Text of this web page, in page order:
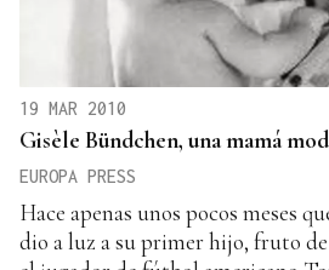
19 MAR 2010
Gisèle Bündchen, una mamá
EUROPA PRESS
Hace apenas unos pocos meses
dio a luz a su primer hijo, fruto